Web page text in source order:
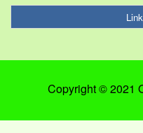
Copyright © 2021